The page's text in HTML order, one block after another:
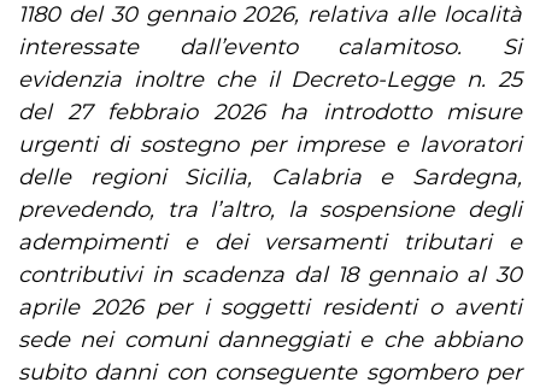
1180 del 30 gennaio 2026, relativa alle località
interessate dall’evento calamitoso. Si
evidenzia inoltre che il Decreto-Legge n. 25
del 27 febbraio 2026 ha introdotto misure
urgenti di sostegno per imprese e lavoratori
delle regioni Sicilia, Calabria e Sardegna,
prevedendo, tra l’altro, la sospensione degli
adempimenti e dei versamenti tributari e
contributivi in scadenza dal 18 gennaio al 30
aprile 2026 per i soggetti residenti o aventi
sede nei comuni danneggiati e che abbiano
subito danni con conseguente sgombero per